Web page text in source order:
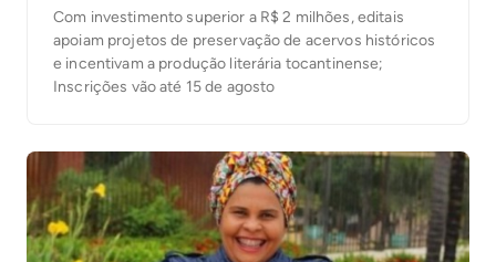
Com investimento superior a R$ 2 milhões, editais
apoiam projetos de preservação de acervos históricos
e incentivam a produção literária tocantinense;
Inscrições vão até 15 de agosto